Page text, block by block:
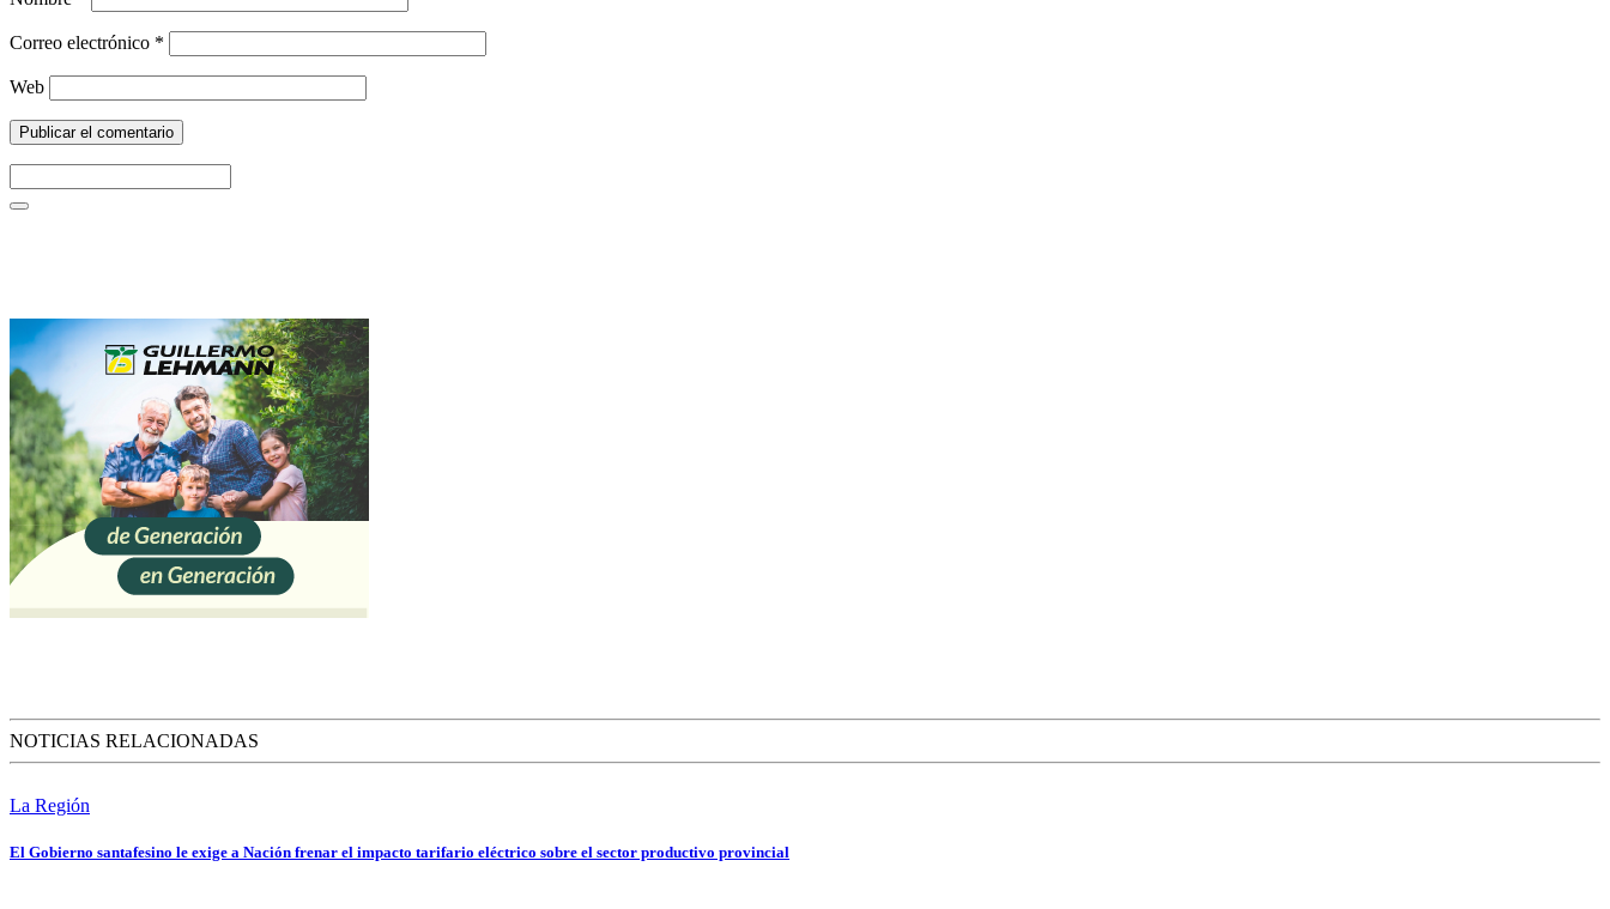
Correo electrónico *
Web
NOTICIAS RELACIONADAS
La Región
El Gobierno santafesino le exige a Nación frenar el impacto tarifario eléctrico sobre el sector productivo provincial